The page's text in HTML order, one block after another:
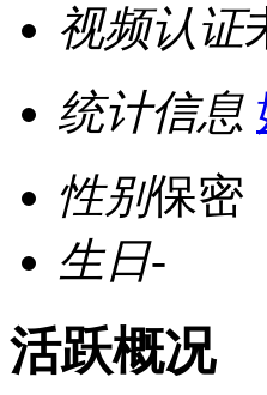
视频认证
统计信息
性别保密
生日-
活跃概况